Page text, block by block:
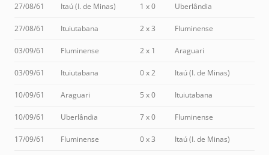
27/08/61 Itaú (I. de Minas) 1 x 0 Uberlândia
27/08/61 Ituiutabana 2 x 3 Fluminense
03/09/61 Fluminense 2 x 1 Araguari
03/09/61 Ituiutabana 0 x 2 Itaú (I. de Minas)
10/09/61 Araguari 5 x 0 Ituiutabana
10/09/61 Uberlândia 7 x 0 Fluminense
17/09/61 Fluminense 0 x 3 Itaú (I. de Minas)